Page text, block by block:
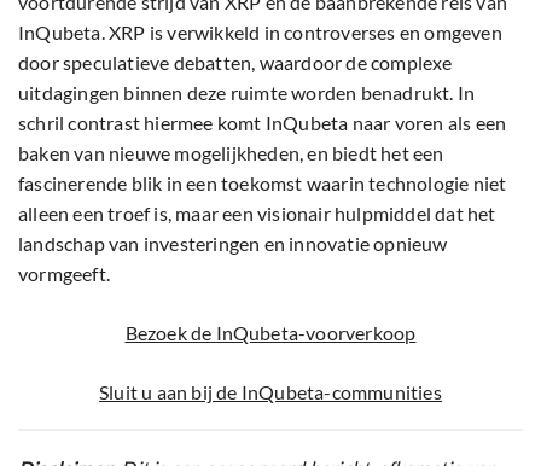
InQubeta. XRP is verwikkeld in controverses en omgeven
door speculatieve debatten, waardoor de complexe
uitdagingen binnen deze ruimte worden benadrukt. In
schril contrast hiermee komt InQubeta naar voren als een
baken van nieuwe mogelijkheden, en biedt het een
fascinerende blik in een toekomst waarin technologie niet
alleen een troef is, maar een visionair hulpmiddel dat het
landschap van investeringen en innovatie opnieuw
vormgeeft.
Bezoek de InQubeta-voorverkoop
Sluit u aan bij de InQubeta-communities